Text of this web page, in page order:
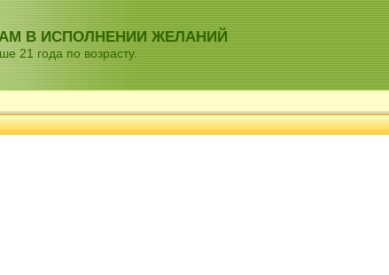
В ИСПОЛНЕНИИ ЖЕЛАНИЙ
21 года по возрасту.